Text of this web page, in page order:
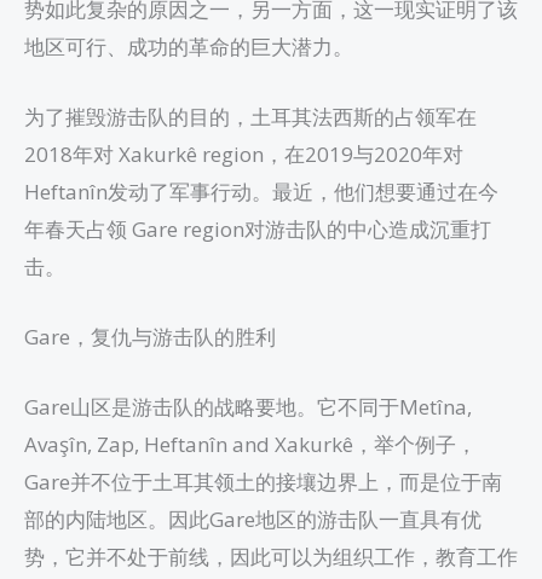
势如此复杂的原因之一，另一方面，这一现实证明了该
地区可行、成功的革命的巨大潜力。
为了摧毁游击队的目的，土耳其法西斯的占领军在
2018年对 Xakurkê region，在2019与2020年对
Heftanîn发动了军事行动。最近，他们想要通过在今
年春天占领 Gare region对游击队的中心造成沉重打
击。
Gare，复仇与游击队的胜利
Gare山区是游击队的战略要地。它不同于Metîna,
Avaşîn, Zap, Heftanîn and Xakurkê，举个例子，
Gare并不位于土耳其领土的接壤边界上，而是位于南
部的内陆地区。因此Gare地区的游击队一直具有优
势，它并不处于前线，因此可以为组织工作，教育工作